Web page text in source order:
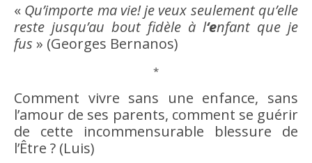
« Qu’importe ma vie! je veux seulement qu’elle
reste jusqu’au bout fidèle à l‘enfant que je
fus » (Georges Bernanos)
*
Comment vivre sans une enfance, sans
l’amour de ses parents, comment se guérir
de cette incommensurable blessure de
l’Être ? (Luis)